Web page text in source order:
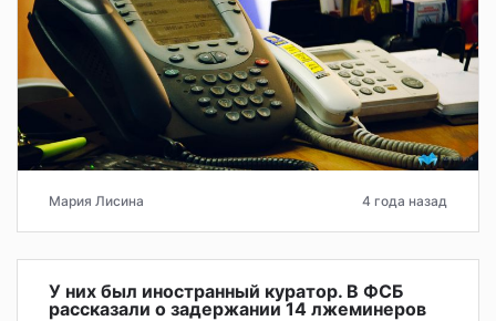
Мария Лисина 4 года назад
У них был иностранный куратор. В ФСБ
рассказали о задержании 14 лжеминеров